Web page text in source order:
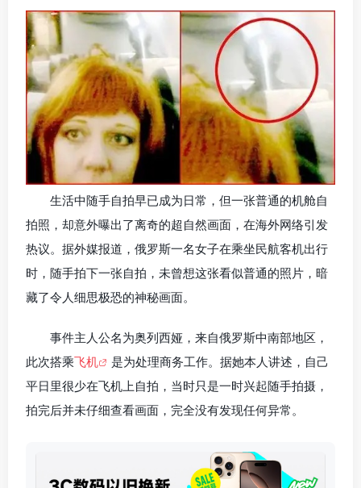
生活中随手自拍早已成为日常，但一张普通的机舱自
拍照，却意外曝出了离奇的超自然画面，在海外网络引发
热议。据外媒报道，俄罗斯一名女子在乘坐民航客机出行
时，随手拍下一张自拍，未曾想这张看似普通的照片，暗
藏了令人细思极恐的神秘画面。
事件主人公名为奥列西娅，来自俄罗斯中南部地区，
此次搭乘飞机
是为处理商务工作。据她本人讲述，自己
平日里很少在飞机上自拍，当时只是一时兴起随手拍摄，
拍完后并未仔细查看画面，完全没有发现任何异常。